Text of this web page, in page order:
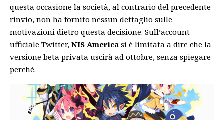
questa occasione la società, al contrario del precedente
rinvio, non ha fornito nessun dettaglio sulle
motivazioni dietro questa decisione. Sull’account
ufficiale Twitter, NIS America si è limitata a dire che la
versione beta privata uscirà ad ottobre, senza spiegare
perché.